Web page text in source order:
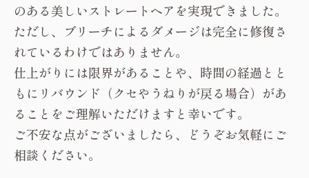
のある美しいストレートヘアを実現できました。
ただし、ブリーチによるダメージは完全に修復さ
れているわけではありません。
仕上がりには限界があることや、時間の経過とと
もにリバウンド（クセやうねりが戻る場合）があ
ることをご理解いただけますと幸いです。
ご不安な点がございましたら、どうぞお気軽にご
相談ください。